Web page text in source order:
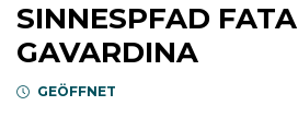
SINNESPFAD FATA
GAVARDINA
GEÖFFNET